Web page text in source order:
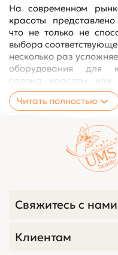
На современном
красоты
что не только не
выбора
несколько раз
оборудования для
салона красоты или
подойти обстоятельно.
Солидный
всегда предоставлять
от
эффективных
комфортабельного
сервиса. Это
быть качественными,
Электрические
Читать полностью
Свяжитесь с нами
Клиентам